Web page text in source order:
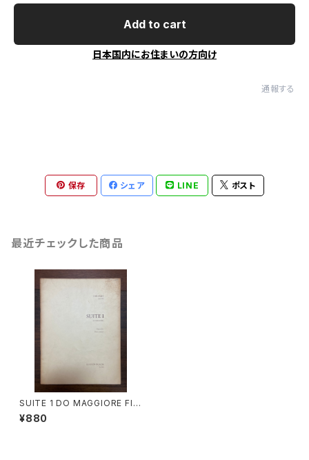
Add to cart
日本国内にお住まいの方向け
通報する
保存 シェア LINE ポスト
最近チェックした商品
SUITE 1 DO MAGGIORE Fla
uto dolce Basso continuo
【著者：DIEUPART】出版社：ED
¥880